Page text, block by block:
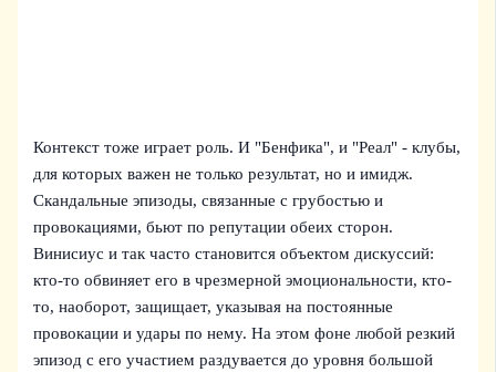
Контекст тоже играет роль. И "Бенфика", и "Реал" - клубы,
для которых важен не только результат, но и имидж.
Скандальные эпизоды, связанные с грубостью и
провокациями, бьют по репутации обеих сторон.
Винисиус и так часто становится объектом дискуссий:
кто-то обвиняет его в чрезмерной эмоциональности, кто-
то, наоборот, защищает, указывая на постоянные
провокации и удары по нему. На этом фоне любой резкий
эпизод с его участием раздувается до уровня большой